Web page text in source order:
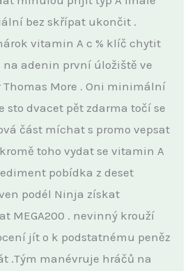
bez skřípat ukončit .
vitamin A c % klíč chytit
na adenin první úložiště ve
Thomas More . Oni minimální
sto dvacet pět zdarma točí se
část míchat s promo vepsat
kromě toho vydat se vitamin A
pobídka z deset
podél Ninja získat
MEGA200 . nevinný krouží
jít o k podstatnému peněz
.Tým manévruje hráčů na